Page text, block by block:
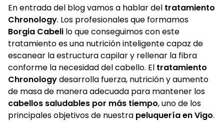
En entrada del blog vamos a hablar del tratamiento
Chronology. Los profesionales que formamos
Borgia Cabeli lo que conseguimos con este
tratamiento es una nutrición inteligente capaz de
escanear la estructura capilar y rellenar la fibra
conforme la necesidad del cabello. El tratamiento
Chronologydesarrolla fuerza, nutrición y aumento
de masa de manera adecuada para mantener los
cabellos saludables por más tiempo, uno de los
principales objetivos de nuestra peluquería en Vigo.